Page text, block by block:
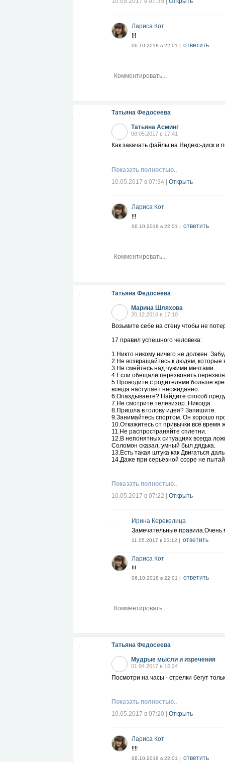
признаком глаукомы, что выражено в
Как Вы можете видеть, эти опасные
Вам возвращение зрения, но и вообще
Тем временем, восстановление и
http://aclon.ru/do.control/linkid/19307/
Лариса Кот
!!!
06.10.2018 в 22:01 | ответить
Татьяна Федосеева
Татьяна Асминг
08.05.2017 в 17:41
Как закачать файлы на Яндекс-диск и
Показать полностью..
10.05.2017 в 07:34
Открыть
Лариса Кот
!!!
06.10.2018 в 22:01 | ответить
Татьяна Федосеева
Марина Шляхова
20.12.2016 в 17:10
Возьмите себе на стену чтобы не
17 правил успешного человека:
1.Никто никому ничего не должен.
2.Не возвращайтесь к людям,
3.Не смейтесь над чужими мечтами.
4.Если обещали перезвонить
5.Проводите с родителями больше
всегда наступает неожиданно.
6.Опаздываете? Найдите способ
7.Не смотрите телевизор. Никогда.
8.Пришла в голову идея? Запишите.
9.Занимайтесь спортом. Он хорошо
10.Откажитесь от привычки всё
11.Не распространяйте сплетни.
12.В непонятных ситуациях всегда
Соломон сказал, умный был дядька.
13.Есть такая штука как Двигаться
14.Даже при серьёзной ссоре не
17.Умейте признавать свои ошибки.
Показать полностью..
10.05.2017 в 07:22
Открыть
Ирина Керекелица
Замечательные правила.Очень
11.05.2017 в 23:12 | ответить
Лариса Кот
!!!
06.10.2018 в 22:01 | ответить
Татьяна Федосеева
Мудрые мысли и изречения
01.04.2017 в 16:24
Посмотри на часы - cтрелки бегут
Показать полностью..
10.05.2017 в 07:20
Открыть
Лариса Кот
!!!!
06.10.2018 в 22:01 | ответить